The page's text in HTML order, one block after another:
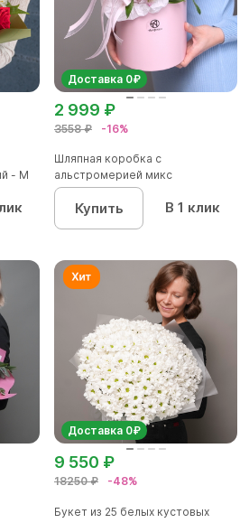
- М
Доставка 0₽
3558 ₽ -16%
2 999 ₽
Шляпная коробка с
альстромерией микс
Купить В 1 клик
Доставка 0₽
18250 ₽ -48%
9 550 ₽
Букет из 25 белых кустовых